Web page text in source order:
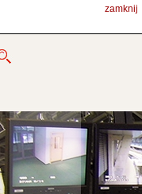
zamknij